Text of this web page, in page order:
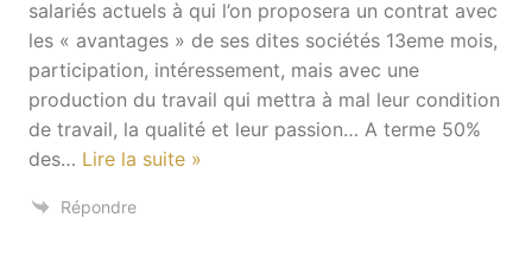
salariés actuels à qui l’on proposera un contrat avec
les « avantages » de ses dites sociétés 13eme mois,
participation, intéressement, mais avec une
production du travail qui mettra à mal leur condition
de travail, la qualité et leur passion… A terme 50%
des… Lire la suite »
Répondre